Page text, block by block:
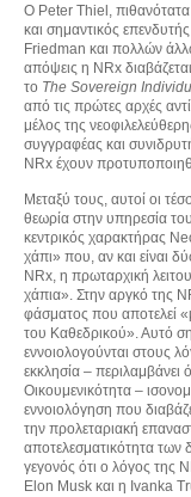
Ο Peter Thiel, πιθανότατα
και σημαντικός
Friedman και πολλών
απόψεις η NRx
το The Sovereign
από τις πρώτες αρχές
μέλος της
συγγραφέας και
NRx έχουν
Μεταξύ τους, αυτοί οι
θεωρία στην υπηρεσία
κεντρικός χαρακτήρας
χάπι» που, αν και είναι
NRx, η πρωταρχική
χάπια». Στην αργκό της
φάσματος που αποτελεί
του Καθεδρικού». Αυτό
εννοιολογούνται στους
εκκλησία –
Οικουμενικότητα –
εννοιολόγηση που
την προλεταριακή
αποτελεσματικότητα
γεγονός ότι ο λόγος της
Elon Musk και η Ivanka